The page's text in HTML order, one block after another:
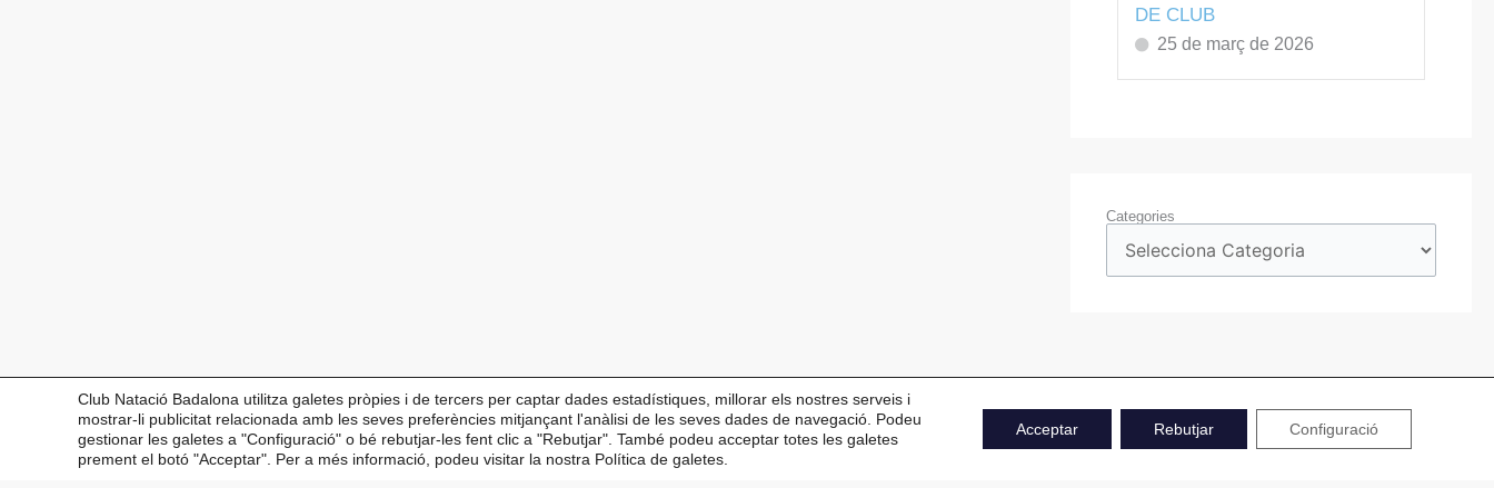
DE CLUB
25 de març de 2026
Categories
Copyright © 2026 Club Natació Badalona |c/ Eduard Maristany, 5-7, 08912 Badalona |93 384 34 13
Club Natació Badalona utilitza galetes pròpies i de tercers per captar dades estadístiques, millorar els nostres serveis i
mostrar-li publicitat relacionada amb les seves preferències mitjançant l'anàlisi de les seves dades de navegació. Podeu
gestionar les galetes a "Configuració" o bé rebutjar-les fent clic a "Rebutjar". També podeu acceptar totes les galetes
prement el botó "Acceptar". Per a més informació, podeu visitar la nostra Política de galetes.
Acceptar Rebutjar Configuració